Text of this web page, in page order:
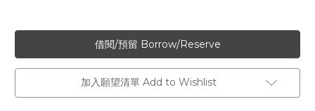
加入願望清單 Add to Wishlist